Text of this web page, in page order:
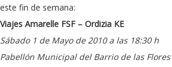
este fin de semana:
Viajes Amarelle FSF – Ordizia KE
Sábado 1 de Mayo de 2010 a las 18:30 h
Pabellón Municipal del Barrio de las Flores